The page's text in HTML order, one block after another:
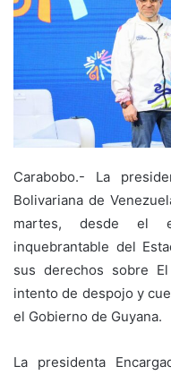
Carabobo.- La
Bolivariana de
martes, desde el
inquebrantable del
sus derechos sobre
intento de despojo y
el Gobierno de Guyana.
La presidenta